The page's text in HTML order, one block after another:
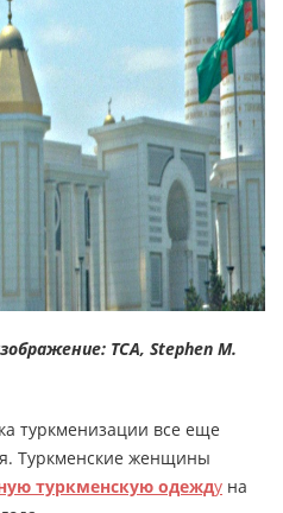
TCA, Stephen M.
туркменизации все еще
Туркменские женщины
туркменскую одежду на